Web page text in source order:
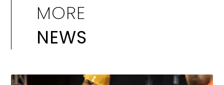
MORE
NEWS